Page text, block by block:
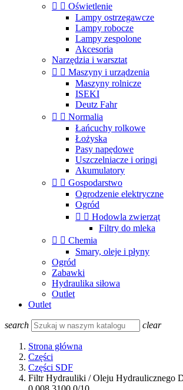
  Oświetlenie
Lampy ostrzegawcze
Lampy robocze
Lampy zespolone
Akcesoria
Narzędzia i warsztat
  Maszyny i urządzenia
Maszyny rolnicze
ISEKI
Deutz Fahr
  Normalia
Łańcuchy rolkowe
Łożyska
Pasy napędowe
Uszczelniacze i oringi
Akumulatory
  Gospodarstwo
Ogrodzenie elektryczne
Ogród
  Hodowla zwierząt
Filtry do mleka
  Chemia
Smary, oleje i płyny
Ogród
Zabawki
Hydraulika siłowa
Outlet
Outlet
search clear
Strona główna
Części
Części SDF
Filtr Hydrauliki / Oleju Hydraulicznego